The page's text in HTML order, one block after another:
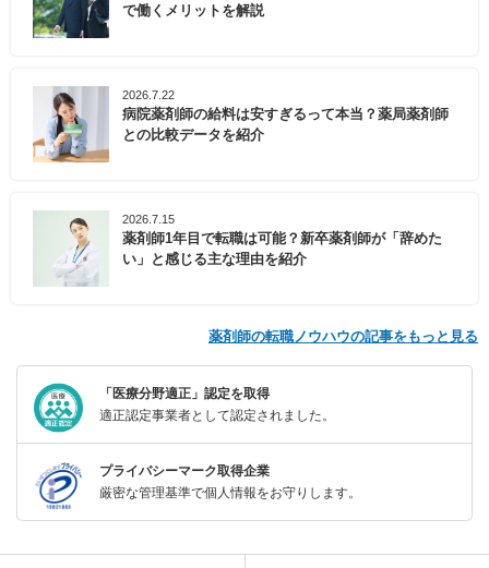
で働くメリットを解説
2026.7.22
病院薬剤師の給料は安すぎるって本当？薬局薬剤師
との比較データを紹介
2026.7.15
薬剤師1年目で転職は可能？新卒薬剤師が「辞めた
い」と感じる主な理由を紹介
薬剤師の転職ノウハウの記事をもっと見る
「医療分野適正」認定を取得
適正認定事業者として認定されました。
プライバシーマーク取得企業
厳密な管理基準で個人情報をお守りします。